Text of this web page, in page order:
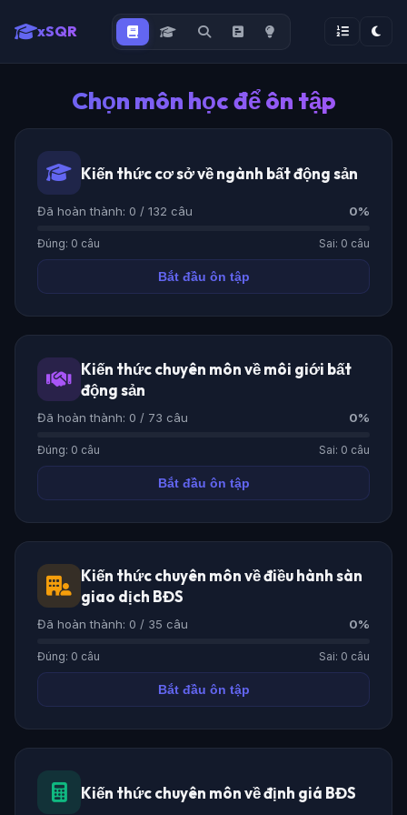
xSQR
Chọn môn học để ôn tập
Kiến thức cơ sở về ngành bất động sản
Đã hoàn thành: 0 / 132 câu 0%
Đúng: 0 câu Sai: 0 câu
Bắt đầu ôn tập
Kiến thức chuyên môn về môi giới bất
động sản
Đã hoàn thành: 0 / 73 câu 0%
Đúng: 0 câu Sai: 0 câu
Bắt đầu ôn tập
Kiến thức chuyên môn về điều hành sàn
giao dịch BĐS
Đã hoàn thành: 0 / 35 câu 0%
Đúng: 0 câu Sai: 0 câu
Bắt đầu ôn tập
Kiến thức chuyên môn về định giá BĐS